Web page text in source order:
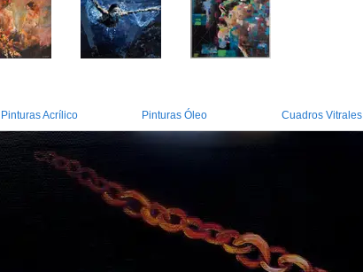
Pinturas Acrílico Pinturas Óleo Cuadros Vitrales